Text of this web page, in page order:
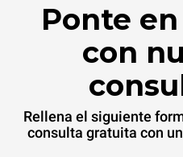
Ponte
con
Rellena el siguiente
consulta gratuita con